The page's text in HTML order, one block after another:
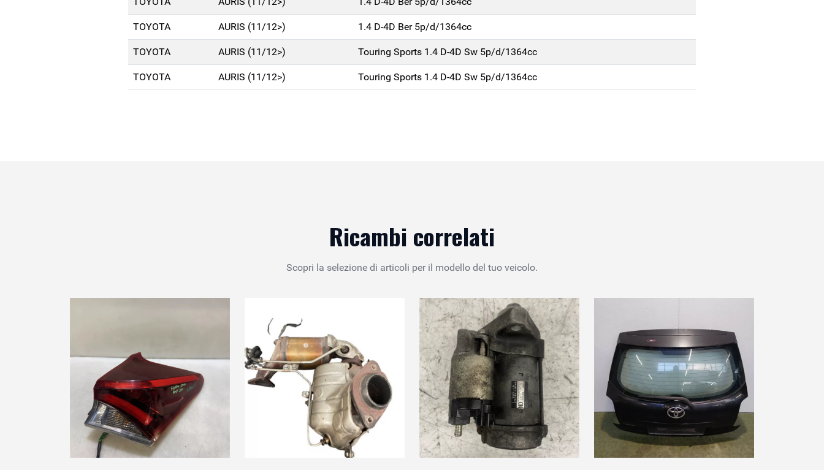
TOYOTA AURIS (11/12>) 1.4 D-4D Ber 5p/d/1364cc
TOYOTA AURIS (11/12>) Touring Sports 1.4 D-4D Sw 5p/d/1364cc
TOYOTA AURIS (11/12>) Touring Sports 1.4 D-4D Sw 5p/d/1364cc
Ricambi correlati
Scopri la selezione di articoli per il modello del tuo veicolo.